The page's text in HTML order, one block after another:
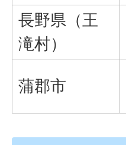
長野県（王
滝村）
蒲郡市